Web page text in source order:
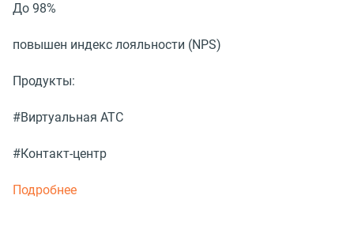
До 98%
повышен индекс лояльности (NPS)
Продукты:
#Виртуальная АТС
#Контакт-центр
Подробнее